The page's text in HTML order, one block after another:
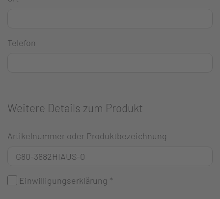
Telefon
Weitere Details zum Produkt
Artikelnummer oder Produktbezeichnung
Einwilligungserklärung *